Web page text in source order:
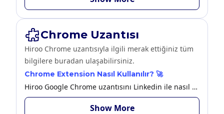
Chrome Uzantısı
Hiroo Chrome uzantısıyla ilgili merak ettiğiniz tüm
bilgilere buradan ulaşabilirsiniz.
Chrome Extension Nasıl Kullanılır? 🚀
Hiroo Google Chrome uzantısını Linkedin ile nasıl kullanabileceğinize bu makaleden ulaşabilirsiniz.
Show More